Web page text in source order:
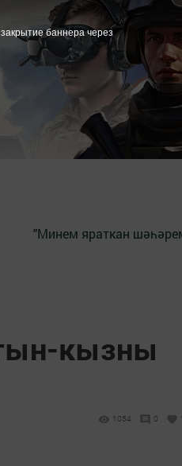
"Минем яраткан
кызны
1054 0
баннера через